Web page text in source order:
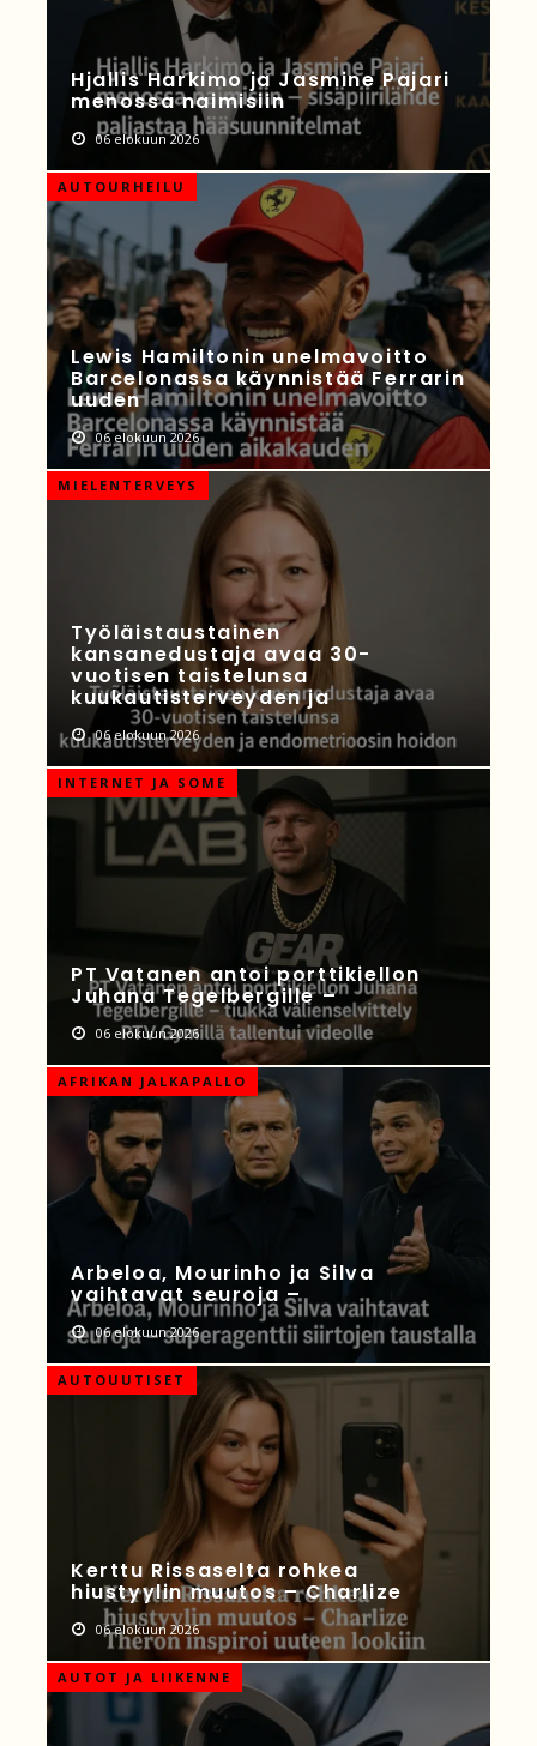
Hjallis Harkimo ja Jasmine Pajari
menossa naimisiin
06 elokuun 2026
AUTOURHEILU
Lewis Hamiltonin unelmavoitto
Barcelonassa käynnistää Ferrarin
uuden
06 elokuun 2026
MIELENTERVEYS
Työläistaustainen
kansanedustaja avaa 30-
vuotisen taistelunsa
kuukautisterveyden ja
06 elokuun 2026
INTERNET JA SOME
PT Vatanen antoi porttikiellon
Juhana Tegelbergille –
06 elokuun 2026
AFRIKAN JALKAPALLO
Arbeloa, Mourinho ja Silva
vaihtavat seuroja –
06 elokuun 2026
AUTOUUTISET
Kerttu Rissaselta rohkea
hiustyylin muutos – Charlize
06 elokuun 2026
AUTOT JA LIIKENNE